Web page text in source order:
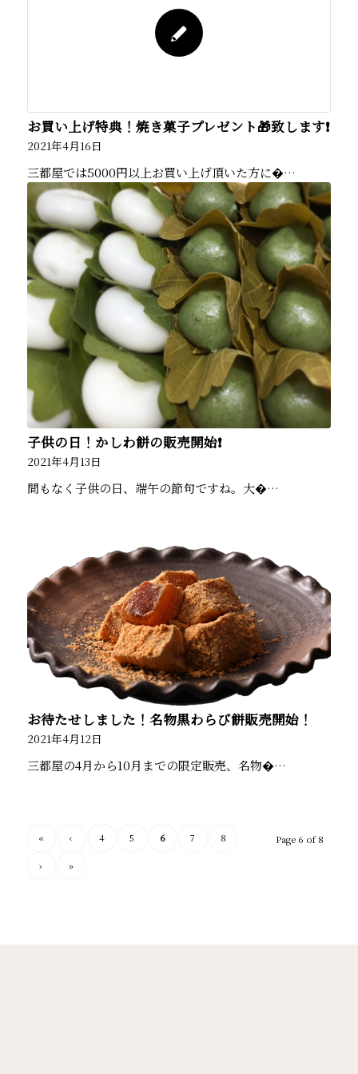
お買い上げ特典！焼き菓子プレゼント🎁致します❗️
2021年4月16日
三都屋では5000円以上お買い上げ頂いた方に�…
子供の日！かしわ餅の販売開始❗️
2021年4月13日
間もなく子供の日、端午の節句ですね。大�…
お待たせしました！名物黒わらび餅販売開始！
2021年4月12日
三都屋の4月から10月までの限定販売、名物�…
Page 6 of 8
« ‹ 4 5 6 7 8
› »